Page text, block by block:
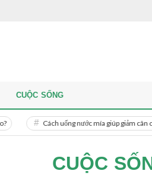
Cách uống nước mía giúp giảm cân cấp tốc, eo
CUỘC SỐNG
CUỘC